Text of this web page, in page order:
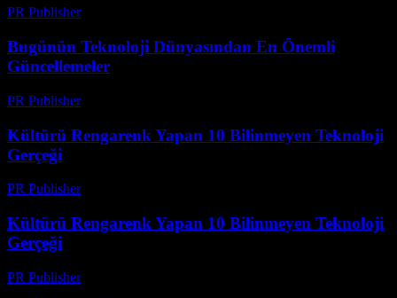
PR Publisher-
Bugünün Teknoloji Dünyasından En Önemli
Güncellemeler
PR Publisher-
Kültürü Rengarenk Yapan 10 Bilinmeyen Teknoloji
Gerçeği
PR Publisher-
Kültürü Rengarenk Yapan 10 Bilinmeyen Teknoloji
Gerçeği
PR Publisher-